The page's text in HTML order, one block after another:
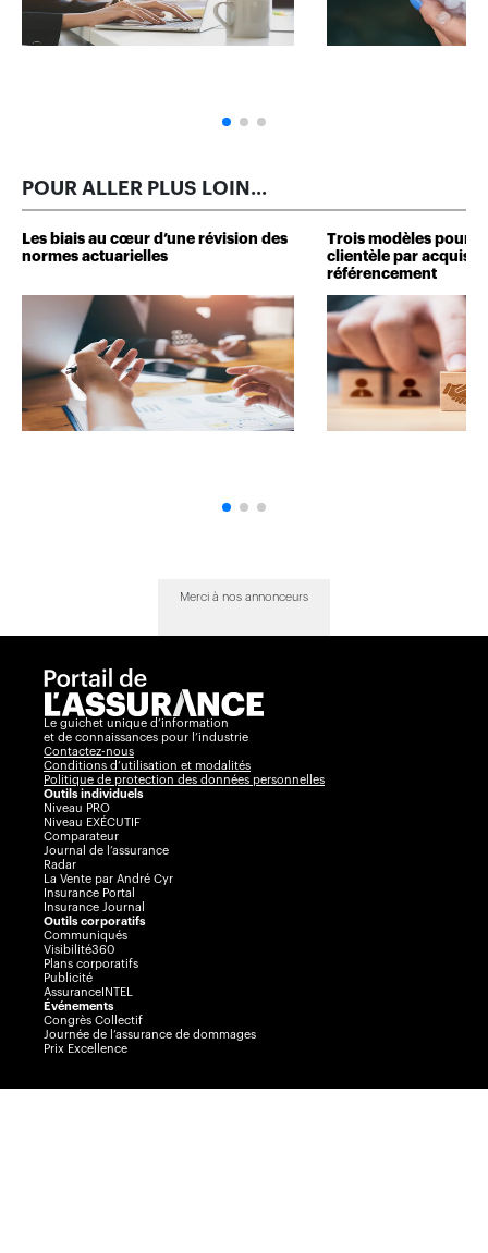
POUR ALLER PLUS LOIN...
Les biais au cœur d’une révision des
normes actuarielles
Trois modèles pour
clientèle par
référencement
Merci à nos annonceurs
Le guichet unique d’information
et de connaissances pour l’industrie
Contactez-nous
Conditions d’utilisation et modalités
Politique de protection des données personnelles
Outils individuels
Niveau PRO
Niveau EXÉCUTIF
Comparateur
Journal de l’assurance
Radar
La Vente par André Cyr
Insurance Portal
Insurance Journal
Outils corporatifs
Communiqués
Visibilité360
Plans corporatifs
Publicité
AssuranceINTEL
Événements
Congrès Collectif
Journée de l’assurance de dommages
Prix Excellence